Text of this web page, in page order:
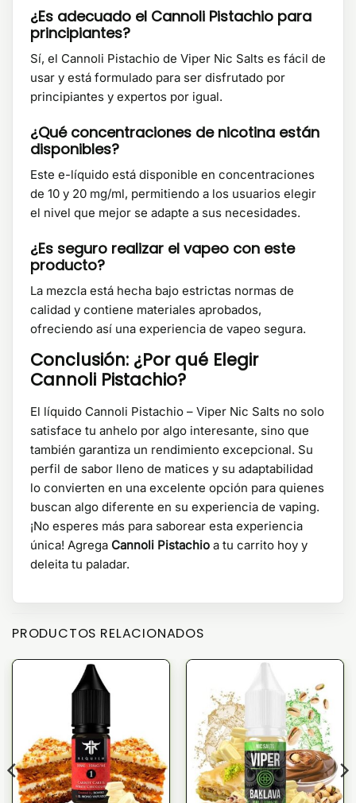
¿Es adecuado el Cannoli Pistachio para
principiantes?
Sí, el Cannoli Pistachio de Viper Nic Salts es fácil de
usar y está formulado para ser disfrutado por
principiantes y expertos por igual.
¿Qué concentraciones de nicotina están
disponibles?
Este e-líquido está disponible en concentraciones
de 10 y 20 mg/ml, permitiendo a los usuarios elegir
el nivel que mejor se adapte a sus necesidades.
¿Es seguro realizar el vapeo con este
producto?
La mezcla está hecha bajo estrictas normas de
calidad y contiene materiales aprobados,
ofreciendo así una experiencia de vapeo segura.
Conclusión: ¿Por qué Elegir
Cannoli Pistachio?
El líquido Cannoli Pistachio – Viper Nic Salts no solo
satisface tu anhelo por algo interesante, sino que
también garantiza un rendimiento excepcional. Su
perfil de sabor lleno de matices y su adaptabilidad
lo convierten en una excelente opción para quienes
buscan algo diferente en su experiencia de vaping.
¡No esperes más para saborear esta experiencia
única! Agrega Cannoli Pistachio a tu carrito hoy y
deleita tu paladar.
PRODUCTOS RELACIONADOS